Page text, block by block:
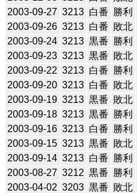
2003-09-27 3213 白番 勝利
2003-09-26 3213 白番 敗北
2003-09-24 3213 黒番 勝利
2003-09-23 3213 黒番 敗北
2003-09-22 3213 白番 勝利
2003-09-20 3213 白番 敗北
2003-09-19 3213 黒番 敗北
2003-09-18 3213 黒番 勝利
2003-09-16 3213 白番 勝利
2003-09-15 3213 黒番 敗北
2003-09-14 3213 白番 勝利
2003-08-27 3212 黒番 勝利
2003-04-02 3203 黒番 敗北